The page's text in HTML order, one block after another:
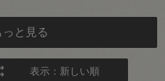
っと見る
表示：新しい順